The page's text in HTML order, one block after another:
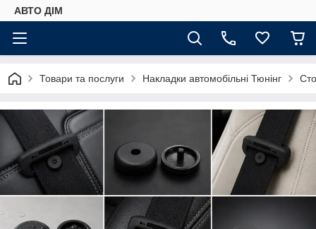
АВТО ДIМ
Товари та послуги Накладки автомобільні Тюнінг